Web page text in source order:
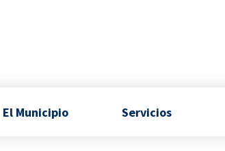
El Municipio Servicios